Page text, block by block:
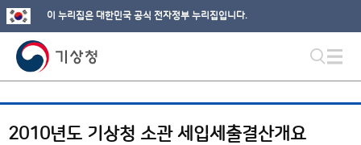
이 누리집은 대한민국 공식 전자정부 누리집입니다.
2010년도 기상청 소관 세입세출결산개요